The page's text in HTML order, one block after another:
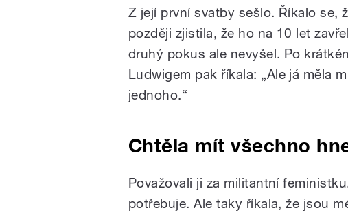
Z její první svatby sešlo. Říkalo se,
později zjistila, že ho na 10 let
druhý pokus ale nevyšel. Po
Ludwigem pak říkala: „Ale já měla
jednoho.“
Chtěla mít všechno
Považovali ji za militantní
potřebuje. Ale taky říkala, že jsou